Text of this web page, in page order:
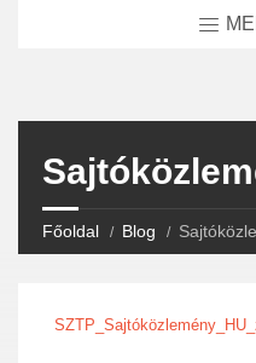
Főoldal Blog